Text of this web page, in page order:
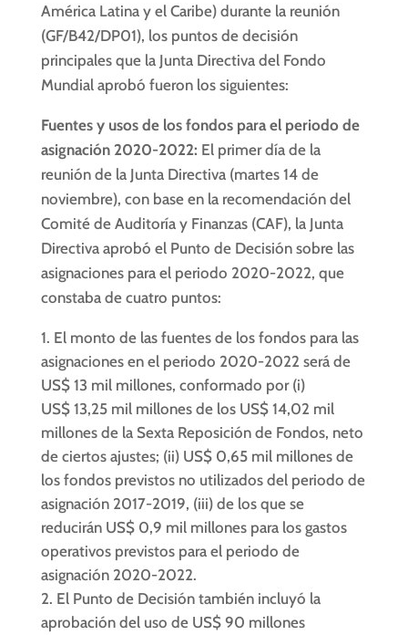
América Latina y el Caribe) durante la reunión
(GF/B42/DP01), los puntos de decisión
principales que la Junta Directiva del Fondo
Mundial aprobó fueron los siguientes:
Fuentes y usos de los fondos para el periodo de
asignación 2020-2022: El primer día de la
reunión de la Junta Directiva (martes 14 de
noviembre), con base en la recomendación del
Comité de Auditoría y Finanzas (CAF), la Junta
Directiva aprobó el Punto de Decisión sobre las
asignaciones para el periodo 2020-2022, que
constaba de cuatro puntos:
El monto de las fuentes de los fondos para las
asignaciones en el periodo 2020-2022 será de
US$ 13 mil millones, conformado por (i)
US$ 13,25 mil millones de los US$ 14,02 mil
millones de la Sexta Reposición de Fondos, neto
de ciertos ajustes; (ii) US$ 0,65 mil millones de
los fondos previstos no utilizados del periodo de
asignación 2017-2019, (iii) de los que se
reducirán US$ 0,9 mil millones para los gastos
operativos previstos para el periodo de
asignación 2020-2022.
El Punto de Decisión también incluyó la
aprobación del uso de US$ 90 millones